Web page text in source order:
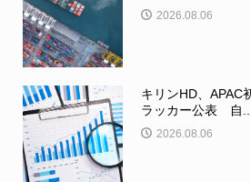
2026.08.06
キリンHD、APAC
ラッカー公表 自...
2026.08.06